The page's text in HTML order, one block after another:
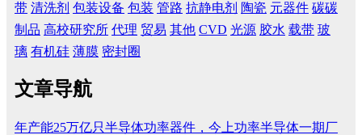
带 清洗剂 包装设备 包装 管路 抗静电剂 陶瓷 元器件 碳碳
制品 高校研究所 代理 贸易 其他 CVD 光源 胶水 载带 玻
璃 有机硅 薄膜 密封圈
文章导航
年产能25万亿只半导体功率器件，今上功率半导体一期厂